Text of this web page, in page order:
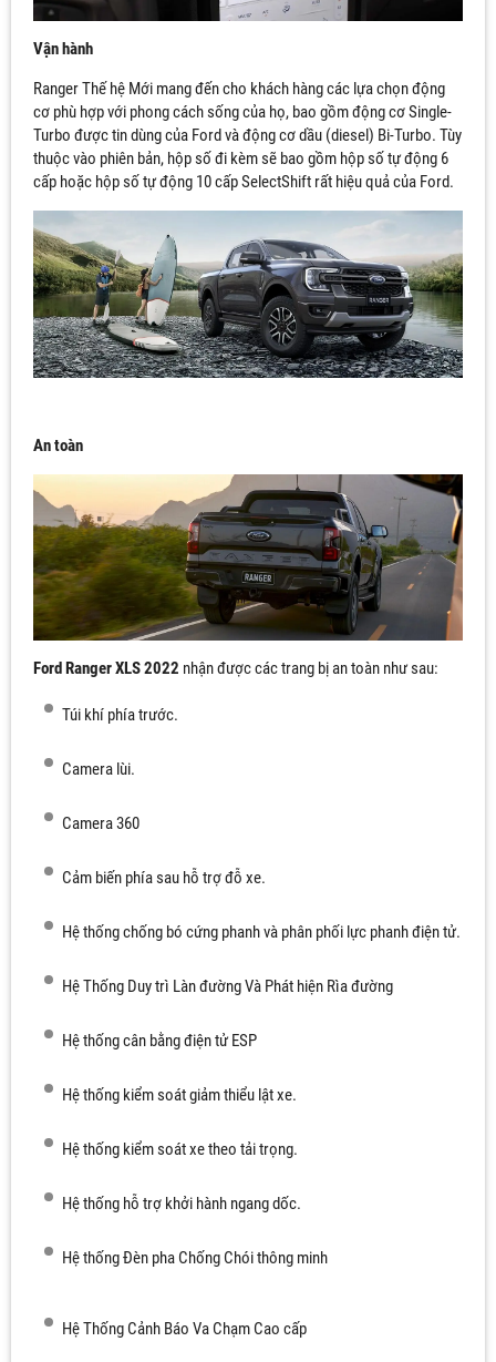
Vận hành
Ranger Thế hệ Mới mang đến cho khách hàng các lựa chọn động
cơ phù hợp với phong cách sống của họ, bao gồm động cơ Single-
Turbo được tin dùng của Ford và động cơ dầu (diesel) Bi-Turbo. Tùy
thuộc vào phiên bản, hộp số đi kèm sẽ bao gồm hộp số tự động 6
cấp hoặc hộp số tự động 10 cấp SelectShift rất hiệu quả của Ford.
An toàn
Ford Ranger XLS 2022 nhận được các trang bị an toàn như sau:
Túi khí phía trước.
Camera lùi.
Camera 360
Cảm biến phía sau hỗ trợ đỗ xe.
Hệ thống chống bó cứng phanh và phân phối lực phanh điện tử.
Hệ Thống Duy trì Làn đường Và Phát hiện Rìa đường
Hệ thống cân bằng điện tử ESP
Hệ thống kiểm soát giảm thiểu lật xe.
Hệ thống kiểm soát xe theo tải trọng.
Hệ thống hỗ trợ khởi hành ngang dốc.
Hệ thống Đèn pha Chống Chói thông minh
Hệ Thống Cảnh Báo Va Chạm Cao cấp